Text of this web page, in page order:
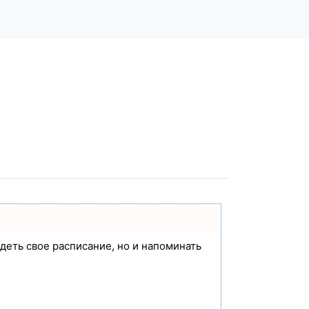
свое расписание, но и напоминать